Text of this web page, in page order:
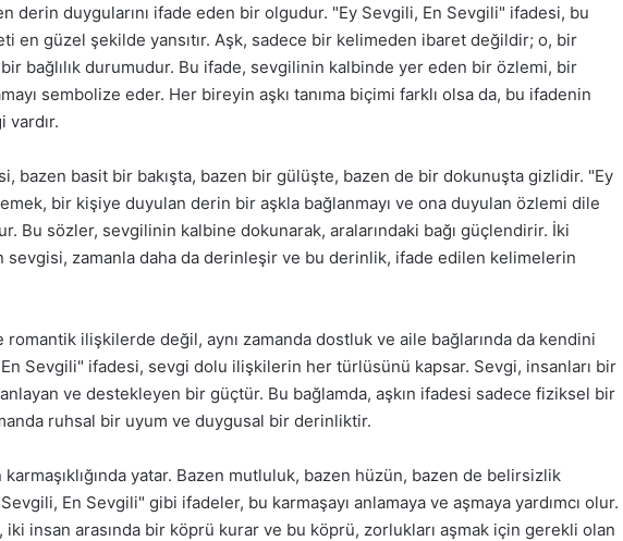
derin duygularını ifade eden bir olgudur. "Ey Sevgili, En Sevgili" ifadesi, bu
en güzel şekilde yansıtır. Aşk, sadece bir kelimeden ibaret değildir; o, bir
bağlılık durumudur. Bu ifade, sevgilinin kalbinde yer eden bir özlemi, bir
sembolize eder. Her bireyin aşkı tanıma biçimi farklı olsa da, bu ifadenin
bazen basit bir bakışta, bazen bir gülüşte, bazen de bir dokunuşta gizlidir. "Ey
bir kişiye duyulan derin bir aşkla bağlanmayı ve ona duyulan özlemi dile
Bu sözler, sevgilinin kalbine dokunarak, aralarındaki bağı güçlendirir. İki
sevgisi, zamanla daha da derinleşir ve bu derinlik, ifade edilen kelimelerin
romantik ilişkilerde değil, aynı zamanda dostluk ve aile bağlarında da kendini
Sevgili" ifadesi, sevgi dolu ilişkilerin her türlüsünü kapsar. Sevgi, insanları bir
ve destekleyen bir güçtür. Bu bağlamda, aşkın ifadesi sadece fiziksel bir
ruhsal bir uyum ve duygusal bir derinliktir.
yatar. Bazen mutluluk, bazen hüzün, bazen de belirsizlik
Sevgili, En Sevgili" gibi ifadeler, bu karmaşayı anlamaya ve aşmaya yardımcı olur.
insan arasında bir köprü kurar ve bu köprü, zorlukları aşmak için gerekli olan